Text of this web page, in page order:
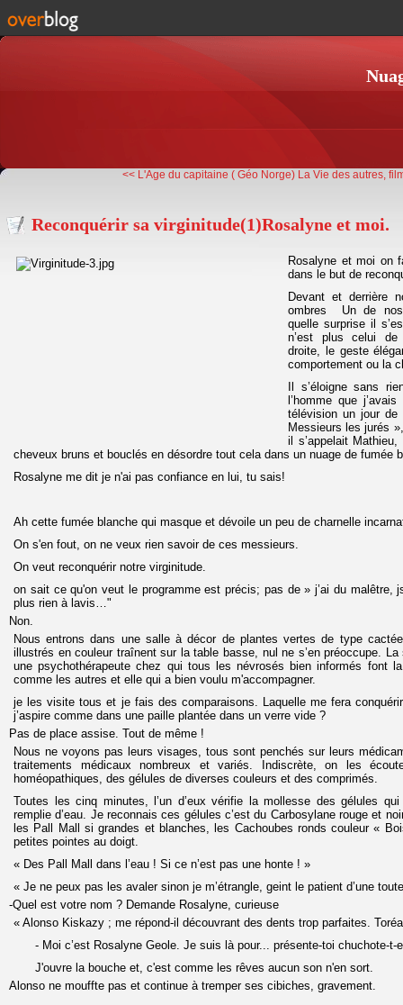
<< L'Age du capitaine ( Géo Norge) La Vie des autres,
Reconquérir sa virginitude(1)Rosalyne et moi.
Rosalyne et moi on
dans le but de
Devant et derrière
ombres Un de
quelle surprise il
n’est plus celui
droite, le geste
comportement ou la
Il s’éloigne sans
l’homme que
télévision un jour de
Messieurs les jurés
il s’appelait
cheveux bruns et bouclés en désordre tout cela dans un nuage de fumée
Rosalyne me dit je n'ai pas confiance en lui, tu sais!
Ah cette fumée blanche qui masque et dévoile un peu de charnelle
On s'en fout, on ne veux rien savoir de ces messieurs.
On veut reconquérir notre virginitude.
on sait ce qu'on veut le programme est précis; pas de » j’ai du malêtre,
plus rien à lavis…"
Non.
Nous entrons dans une salle à décor de plantes vertes de type
illustrés en couleur traînent sur la table basse, nul ne s’en préoccupe. La
une psychothérapeute chez qui tous les névrosés bien informés font
comme les autres et elle qui a bien voulu m'accompagner.
je les visite tous et je fais des comparaisons. Laquelle me fera
j’aspire comme dans une paille plantée dans un verre vide ?
Pas de place assise. Tout de même !
Nous ne voyons pas leurs visages, tous sont penchés sur leurs
traitements médicaux nombreux et variés. Indiscrète, on les
homéopathiques, des gélules de diverses couleurs et des comprimés.
Toutes les cinq minutes, l’un d’eux vérifie la mollesse des gélules
remplie d’eau. Je reconnais ces gélules c’est du Carbosylane rouge et
les Pall Mall si grandes et blanches, les Cachoubes ronds couleur «
petites pointes au doigt.
« Des Pall Mall dans l’eau ! Si ce n’est pas une honte ! »
« Je ne peux pas les avaler sinon je m’étrangle, geint le patient d’une
-Quel est votre nom ? Demande Rosalyne, curieuse
« Alonso Kiskazy ; me répond-il découvrant des dents trop parfaites.
- Moi c’est Rosalyne Geole. Je suis là pour... présente-toi chuchote-
J'ouvre la bouche et, c'est comme les rêves aucun son n'en sort.
Alonso ne mouffte pas et continue à tremper ses cibiches, gravement.